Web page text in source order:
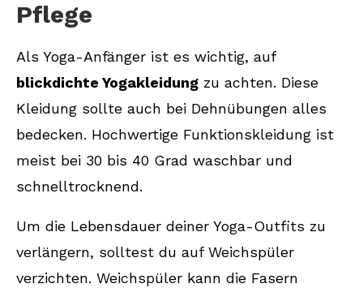
Pflege
Als Yoga-Anfänger ist es wichtig, auf
blickdichte Yogakleidung zu achten. Diese
Kleidung sollte auch bei Dehnübungen alles
bedecken. Hochwertige Funktionskleidung ist
meist bei 30 bis 40 Grad waschbar und
schnelltrocknend.
Um die Lebensdauer deiner Yoga-Outfits zu
verlängern, solltest du auf Weichspüler
verzichten. Weichspüler kann die Fasern